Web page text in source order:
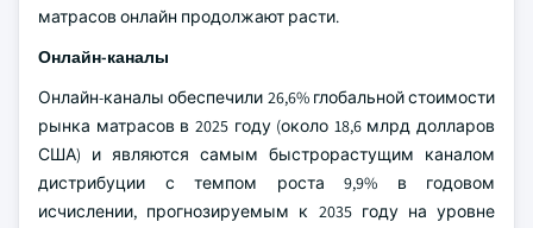
матрасов онлайн продолжают расти.
Онлайн-каналы
Онлайн-каналы обеспечили 26,6% глобальной стоимости
рынка матрасов в 2025 году (около 18,6 млрд долларов
США) и являются самым быстрорастущим каналом
дистрибуции с темпом роста 9,9% в годовом
исчислении, прогнозируемым к 2035 году на уровне